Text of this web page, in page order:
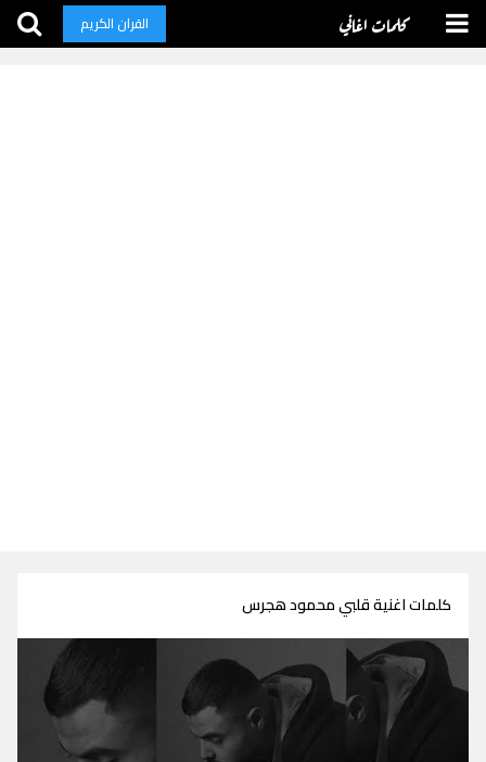
كلمات اغاني القران الكريم
كلمات اغنية قلبي محمود هجرس